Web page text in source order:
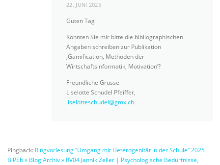
22. JUNI 2025
Guten Tag
Könnten Sie mir bitte die bibliographischen
Angaben schreiben zur Publikation
‚Gamification, Methoden der
Wirtschaftsinformatik, Motivation‘?
Freundliche Grüsse
Liselotte Schudel Pfeiffer,
liselotteschudel@gmx.ch
Pingback: Ringvorlesung “Umgang mit Heterogenität in der Schule“ 2025
BiPEb » Blog Archiv » RV04 Jannik Zeller | Psychologische Bedürfnisse,